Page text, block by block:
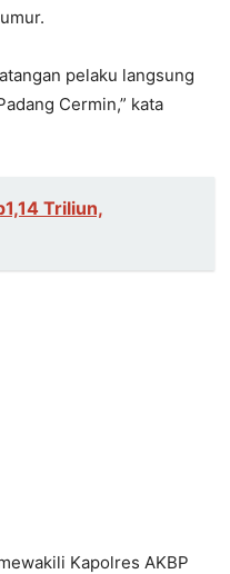
pelaku langsung
Cermin,” kata
Triliun,
Kapolres AKBP